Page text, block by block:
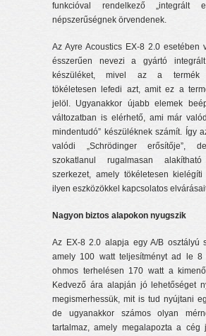
funkcióval rendelkező „integrált
népszerűségnek örvendenek.
Az Ayre Acoustics EX-8 2.0 esetében
ésszerűen nevezi a gyártó
készüléket, mivel az a termék
tökéletesen lefedi azt, amit ez a
jelöl. Ugyanakkor újabb elemek
változatban is elérhető, ami már
mindentudó” készüléknek számít. Így
valódi „Schrödinger erősítője”,
szokatlanul rugalmasan
szerkezet, amely tökéletesen
ilyen eszközökkel kapcsolatos
Nagyon biztos alapokon nyugszik
Az EX-8 2.0 alapja egy A/B osztályú
amely 100 watt teljesítményt ad le
ohmos terhelésen 170 watt a
Kedvező ára alapján jó lehetőséget
megismerhessük, mit is tud nyújtani
de ugyanakkor számos olyan
tartalmaz, amely megalapozta a cég